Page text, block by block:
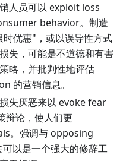
人员可以 exploit loss
behavior。制造
优惠"，或以误导性方式
失，可能是不道德和有害
略，并批判性地评估
的营销信息。
失厌恶来以 evoke fear
辩论，使人们更
。强调与 opposing
以是一个强大的修辞工